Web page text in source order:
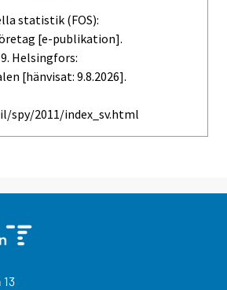
statistik (FOS):
[e-publikation].
Helsingfors:
[hänvisat: 9.8.2026].
2011/index_sv.html
13